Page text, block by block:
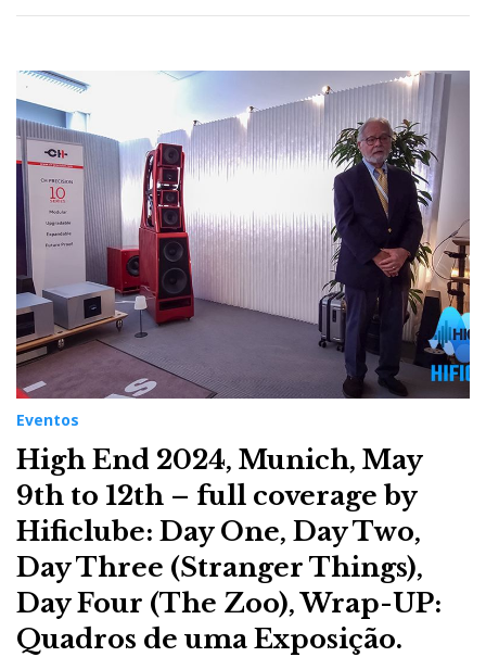
Eventos
High End 2024, Munich, May
9th to 12th – full coverage by
Hificlube: Day One, Day Two,
Day Three (Stranger Things),
Day Four (The Zoo), Wrap-UP:
Quadros de uma Exposição.